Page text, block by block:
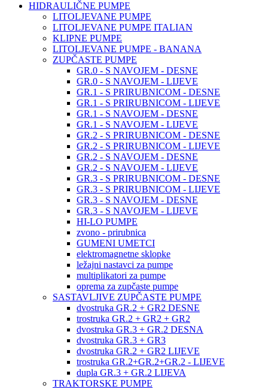
HIDRAULIČNE PUMPE
LITOLJEVANE PUMPE
LITOLJEVANE PUMPE ITALIAN
KLIPNE PUMPE
LITOLJEVANE PUMPE - BANANA
ZUPČASTE PUMPE
GR.0 - S NAVOJEM - DESNE
GR.0 - S NAVOJEM - LIJEVE
GR.1 - S PRIRUBNICOM - DESNE
GR.1 - S PRIRUBNICOM - LIJEVE
GR.1 - S NAVOJEM - DESNE
GR.1 - S NAVOJEM - LIJEVE
GR.2 - S PRIRUBNICOM - DESNE
GR.2 - S PRIRUBNICOM - LIJEVE
GR.2 - S NAVOJEM - DESNE
GR.2 - S NAVOJEM - LIJEVE
GR.3 - S PRIRUBNICOM - DESNE
GR.3 - S PRIRUBNICOM - LIJEVE
GR.3 - S NAVOJEM - DESNE
GR.3 - S NAVOJEM - LIJEVE
HI-LO PUMPE
zvono - prirubnica
GUMENI UMETCI
elektromagnetne sklopke
ležajni nastavci za pumpe
multiplikatori za pumpe
oprema za zupčaste pumpe
SASTAVLJIVE ZUPČASTE PUMPE
dvostruka GR.2 + GR2 DESNE
trostruka GR.2 + GR2 + GR2
dvostruka GR.3 + GR.2 DESNA
dvostruka GR.3 + GR3
dvostruka GR.2 + GR2 LIJEVE
trostruka GR.2+GR.2+GR.2 - LIJEVE
dupla GR.3 + GR.2 LIJEVA
TRAKTORSKE PUMPE